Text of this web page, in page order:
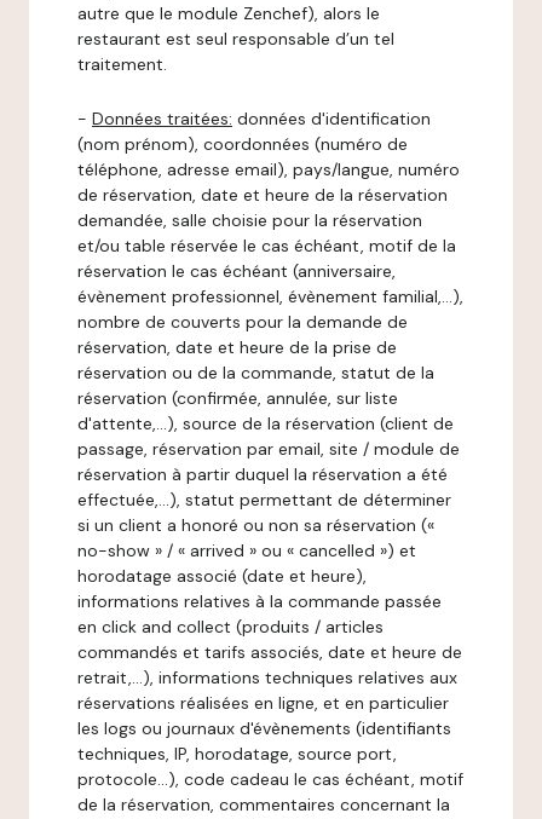
autre que le module Zenchef), alors le
restaurant est seul responsable d’un tel
traitement.
- Données traitées: données d'identification
(nom prénom), coordonnées (numéro de
téléphone, adresse email), pays/langue, numéro
de réservation, date et heure de la réservation
demandée, salle choisie pour la réservation
et/ou table réservée le cas échéant, motif de la
réservation le cas échéant (anniversaire,
évènement professionnel, évènement familial,…),
nombre de couverts pour la demande de
réservation, date et heure de la prise de
réservation ou de la commande, statut de la
réservation (confirmée, annulée, sur liste
d'attente,…), source de la réservation (client de
passage, réservation par email, site / module de
réservation à partir duquel la réservation a été
effectuée,…), statut permettant de déterminer
si un client a honoré ou non sa réservation («
no-show » / « arrived » ou « cancelled ») et
horodatage associé (date et heure),
informations relatives à la commande passée
en click and collect (produits / articles
commandés et tarifs associés, date et heure de
retrait,…), informations techniques relatives aux
réservations réalisées en ligne, et en particulier
les logs ou journaux d'évènements (identifiants
techniques, IP, horodatage, source port,
protocole…), code cadeau le cas échéant, motif
de la réservation, commentaires concernant la